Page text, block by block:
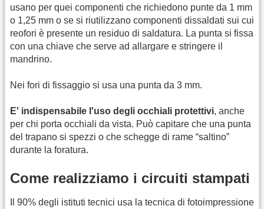
usano per quei componenti che richiedono punte da 1 mm
o 1,25 mm o se si riutilizzano componenti dissaldati sui cui
reofori è presente un residuo di saldatura. La punta si fissa
con una chiave che serve ad allargare e stringere il
mandrino.
Nei fori di fissaggio si usa una punta da 3 mm.
E' indispensabile l'uso degli occhiali protettivi, anche
per chi porta occhiali da vista. Può capitare che una punta
del trapano si spezzi o che schegge di rame “saltino”
durante la foratura.
Come realizziamo i circuiti stampati
Il 90% degli istituti tecnici usa la tecnica di fotoimpressione